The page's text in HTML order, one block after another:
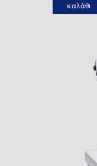
καλάθι